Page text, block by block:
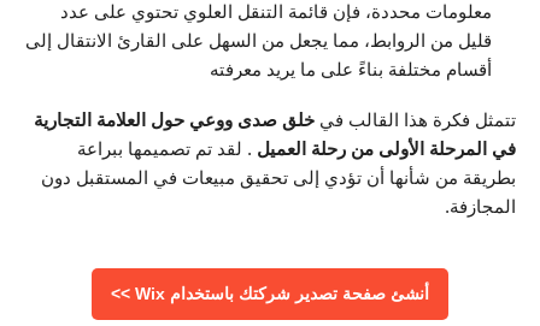
معلومات محددة، فإن قائمة التنقل العلوي تحتوي على عدد
قليل من الروابط، مما يجعل من السهل على القارئ الانتقال إلى
أقسام مختلفة بناءً على ما يريد معرفته
تتمثل فكرة هذا القالب في خلق صدى ووعي حول العلامة التجارية
في المرحلة الأولى من رحلة العميل . لقد تم تصميمها ببراعة
بطريقة من شأنها أن تؤدي إلى تحقيق مبيعات في المستقبل دون
المجازفة.
أنشئ صفحة تصدير شركتك باستخدام Wix >>